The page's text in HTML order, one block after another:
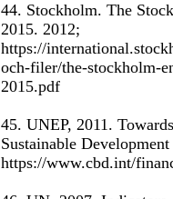
44. Stockholm. The
2015. 2012;
https://
och-filer/the-stockholm-
2015.pdf
45. UNEP, 2011.
Sustainable
https://www.cbd.int/